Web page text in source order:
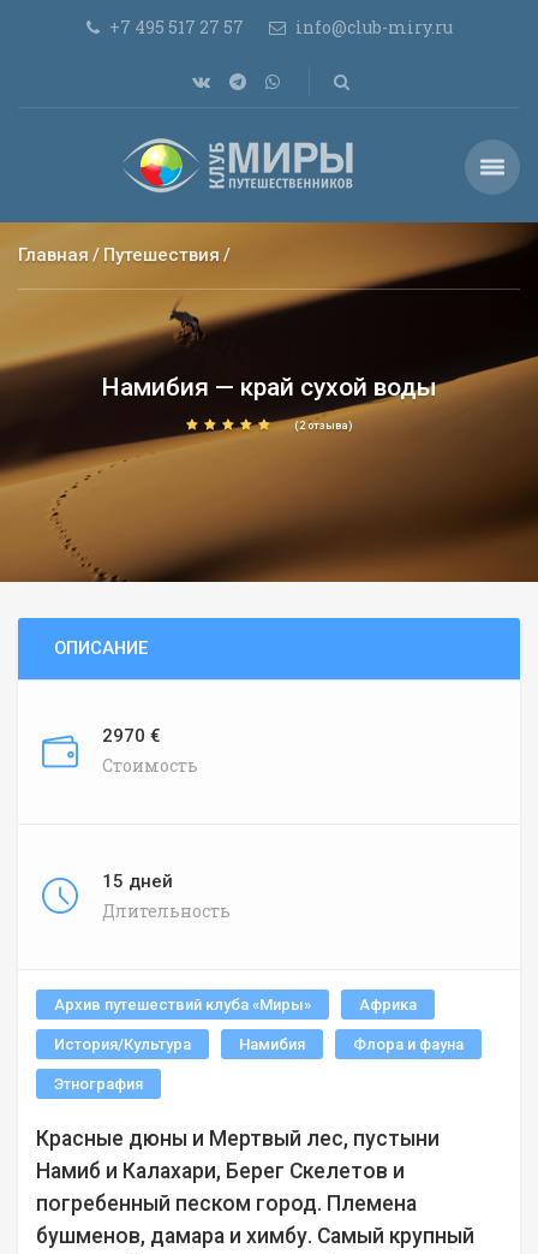
+7 495 517 27 57 info@club-miry.ru
Главная Путешествия
Намибия — край сухой воды
(2 отзыва)
ОПИСАНИЕ
2970 €
Стоимость
15 дней
Длительность
Архив путешествий клуба «Миры» Африка
История/Культура Намибия Флора и фауна
Этнография
Красные дюны и Мертвый лес, пустыни
Намиб и Калахари, Берег Скелетов и
погребенный песком город. Племена
бушменов, дамара и химбу. Самый крупный